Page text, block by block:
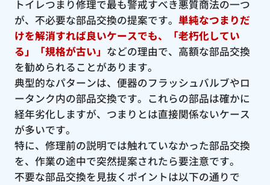
トイレつまり修理で最も警戒すべき悪質商法の一つ
が、不必要な部品交換の提案です。 単純なつまりだ
けを解消すれば良いケースでも、「老朽化してい
る」「規格が古い」 などの理由で、高額な部品交換
を勧められることがあります。
典型的なパターンは、便器のフラッシュバルブやロ
ータンク内の部品交換です。これらの部品は確かに
経年劣化しますが、つまりとは直接関係ないケース
が多いです。
特に、修理前の説明では触れていなかった部品交換
を、作業の途中で突然提案されたら要注意です。
不要な部品交換を見抜くポイントは以下の通りで